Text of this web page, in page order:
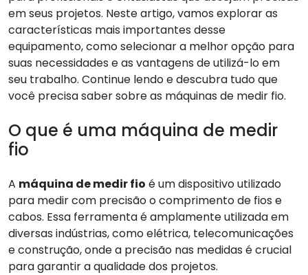
em seus projetos. Neste artigo, vamos explorar as
características mais importantes desse
equipamento, como selecionar a melhor opção para
suas necessidades e as vantagens de utilizá-lo em
seu trabalho. Continue lendo e descubra tudo que
você precisa saber sobre as máquinas de medir fio.
O que é uma máquina de medir
fio
A máquina de medir fio é um dispositivo utilizado
para medir com precisão o comprimento de fios e
cabos. Essa ferramenta é amplamente utilizada em
diversas indústrias, como elétrica, telecomunicações
e construção, onde a precisão nas medidas é crucial
para garantir a qualidade dos projetos.